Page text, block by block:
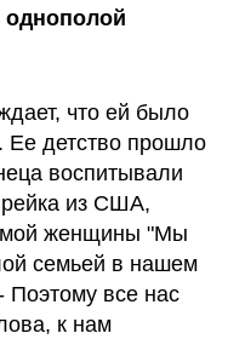
что ей было
Ее детство прошло
воспитывали
из США,
женщины "Мы
семьей в нашем
Поэтому все нас
к нам